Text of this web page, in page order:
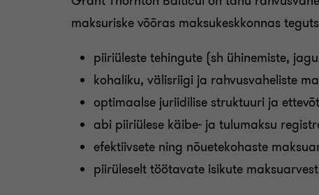
maksuriske võõras maksukeskkonnas
piiriüleste tehingute (sh ühinemiste,
kohaliku, välisriigi ja rahvusvaheliste
optimaalse juriidilise struktuuri ja
abi piiriülese käibe- ja tulumaksu
efektiivsete ning nõuetekohaste
piirüleselt töötavate isikute